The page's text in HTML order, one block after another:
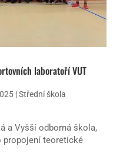
laboratoří VUT
|Střední škola
a Vyšší odborná škola,
propojení teoretické